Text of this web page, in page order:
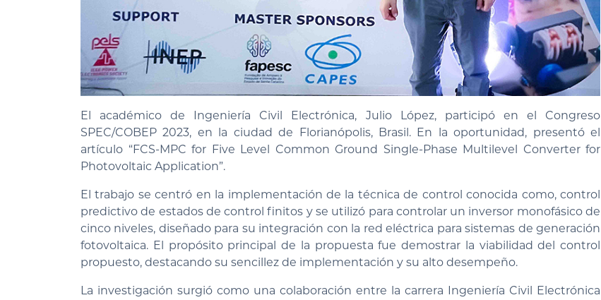
El académico de Ingeniería Civil Electrónica, Julio López, participó en el Congreso
SPEC/COBEP 2023, en la ciudad de Florianópolis, Brasil. En la oportunidad, presentó el
artículo “FCS-MPC for Five Level Common Ground Single-Phase Multilevel Converter for
Photovoltaic Application”.
El trabajo se centró en la implementación de la técnica de control conocida como, control
predictivo de estados de control finitos y se utilizó para controlar un inversor monofásico de
cinco niveles, diseñado para su integración con la red eléctrica para sistemas de generación
fotovoltaica. El propósito principal de la propuesta fue demostrar la viabilidad del control
propuesto, destacando su sencillez de implementación y su alto desempeño.
La investigación surgió como una colaboración entre la carrera Ingeniería Civil Electrónica